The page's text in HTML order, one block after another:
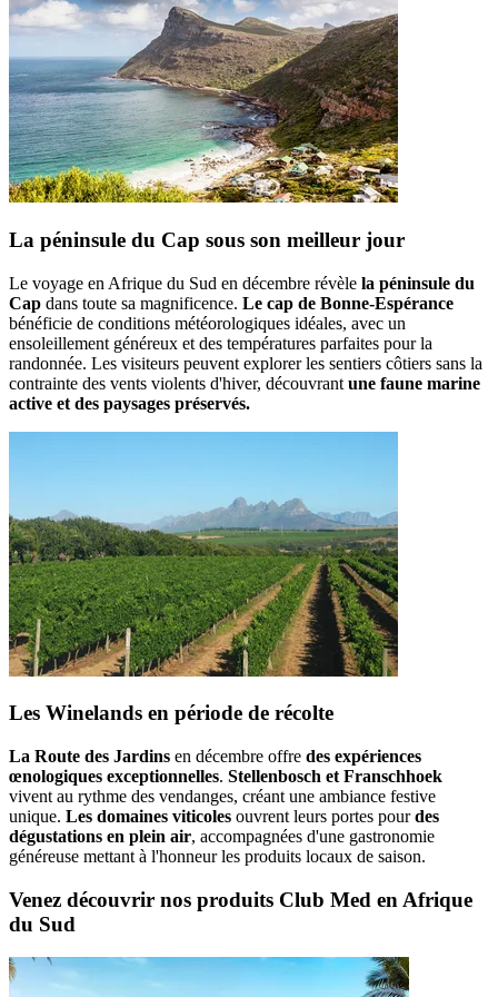
La péninsule du Cap sous son meilleur jour
Le voyage en Afrique du Sud en décembre révèle la péninsule du
Cap dans toute sa magnificence. Le cap de Bonne-Espérance
bénéficie de conditions météorologiques idéales, avec un
ensoleillement généreux et des températures parfaites pour la
randonnée. Les visiteurs peuvent explorer les sentiers côtiers sans la
contrainte des vents violents d'hiver, découvrant une faune marine
active et des paysages préservés.
Les Winelands en période de récolte
La Route des Jardins en décembre offre des expériences
œnologiques exceptionnelles. Stellenbosch et Franschhoek
vivent au rythme des vendanges, créant une ambiance festive
unique. Les domaines viticoles ouvrent leurs portes pourdes
dégustations en plein air, accompagnées d'une gastronomie
généreuse mettant à l'honneur les produits locaux de saison.
Venez découvrir nos produits Club Med en Afrique
du Sud